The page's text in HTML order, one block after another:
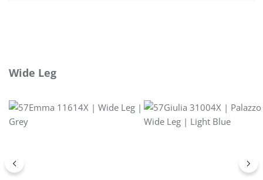
Produktgalerie überspringen
Wide Leg